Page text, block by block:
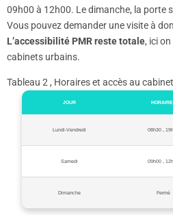
09h00 à 12h00. Le dimanche, la porte
Vous pouvez demander une visite à
L’accessibilité PMR reste totale, ici
cabinets urbains.
Tableau 2 , Horaires et accès au
JOUR
Lundi-Vendredi 08h30 ,
Samedi 09h00 ,
Dimanche Fermé